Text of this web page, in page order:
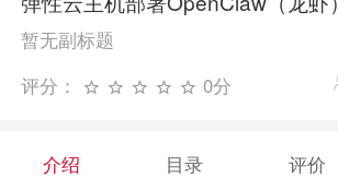
暂无副标题
评分：
0分
介绍 目录 评价